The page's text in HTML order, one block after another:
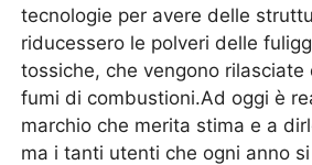
tecnologie per avere delle
riducessero le polveri delle
tossiche, che vengono
fumi di combustioni.Ad oggi è
marchio che merita stima e a
ma i tanti utenti che ogni anno si